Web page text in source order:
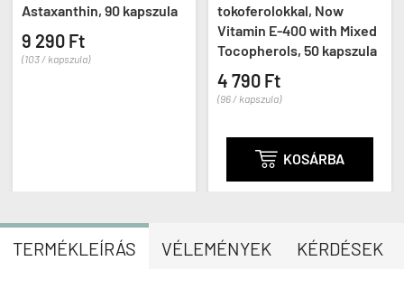
Astaxanthin, 90 kapszula
9 290 Ft
(103 / kapszula)
tokoferolokkal, Now
Vitamin E-400 with Mixed
Tocopherols, 50 kapszula
4 790 Ft
(96 / kapszula)
 KOSÁRBA
TERMÉKLEÍRÁS VÉLEMÉNYEK KÉRDÉSEK